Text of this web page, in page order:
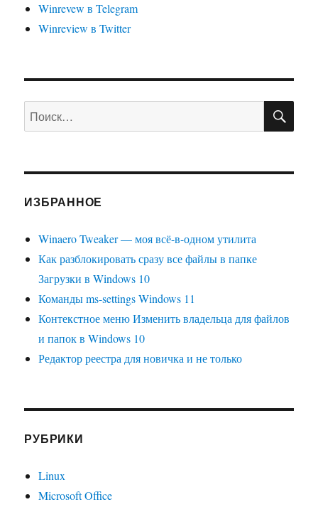
Winrevew в Telegram
Winreview в Twitter
Искать:
ИЗБРАННОЕ
Winaero Tweaker — моя всё-в-одном утилита
Как разблокировать сразу все файлы в папке
Загрузки в Windows 10
Команды ms-settings Windows 11
Контекстное меню Изменить владельца для файлов
и папок в Windows 10
Редактор реестра для новичка и не только
РУБРИКИ
Linux
Microsoft Office